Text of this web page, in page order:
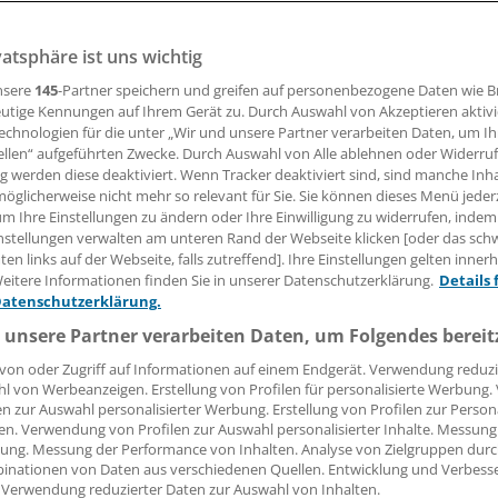
15:54 Uhr
ehemalige KBV-Chef Dr. Andreas Köhler während seiner
Gehalt bezogen?
des "Fokus" vom Montag habe das
rechtswidrige Zahlungen bis zum 10. August
Sowohl Ministerium als auch KBV verwiesen auf das
gaben keine Kommentare ab.(af)
ist uns wichtig
145-Partner speichern und greifen auf personenbezogene Daten wie
Kennungen auf Ihrem Gerät zu. Durch Auswahl von Akzeptieren
für die unter „Wir und unsere Partner verarbeiten Daten, um
aufgeführten Zwecke. Durch Auswahl von Alle ablehnen oder
werden diese deaktiviert. Wenn Tracker deaktiviert sind, sind manche
nicht mehr so relevant für Sie. Sie können dieses Menü
Ihre Einstellungen zu ändern oder Ihre Einwilligung zu widerrufen, indem
verwalten am unteren Rand der Webseite klicken [oder das
links auf der Webseite, falls zutreffend]. Ihre Einstellungen gelten
Informationen finden Sie in unserer Datenschutzerklärung. Details
Partner verarbeiten Daten, um Folgendes
oder Zugriff auf Informationen auf einem Endgerät. Verwendung
von Werbeanzeigen. Erstellung von Profilen für personalisierte
zur Auswahl personalisierter Werbung. Erstellung von Profilen zur
Verwendung von Profilen zur Auswahl personalisierter Inhalte.
Messung der Performance von Inhalten. Analyse von Zielgruppen
von Daten aus verschiedenen Quellen. Entwicklung und
reduzierter Daten zur Auswahl von Inhalten.